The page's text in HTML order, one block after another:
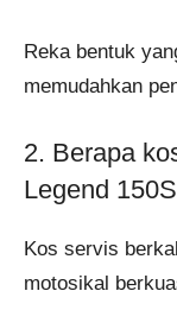
Reka bentuk
memudahkan
2. Berapa
Legend
Kos servis
motosikal